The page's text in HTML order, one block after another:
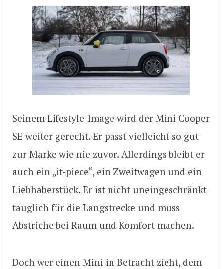
Seinem Lifestyle-Image wird der Mini Cooper
SE weiter gerecht. Er passt vielleicht so gut
zur Marke wie nie zuvor. Allerdings bleibt er
auch ein „it-piece“, ein Zweitwagen und ein
Liebhaberstück. Er ist nicht uneingeschränkt
tauglich für die Langstrecke und muss
Abstriche bei Raum und Komfort machen.
Doch wer einen Mini in Betracht zieht, dem